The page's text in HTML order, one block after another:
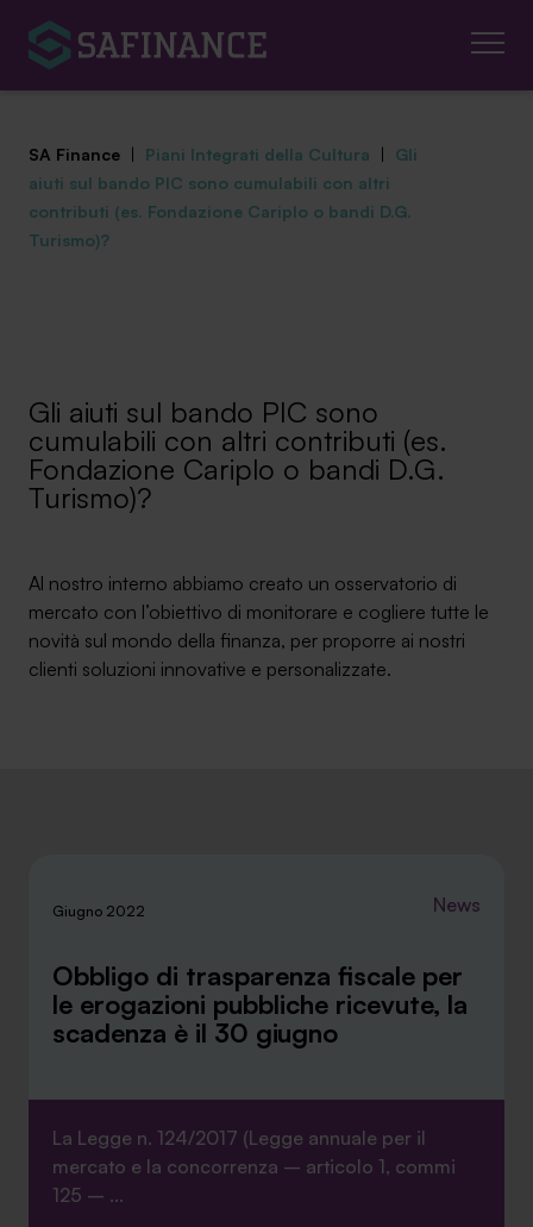
News ed eventi
Chi siamo
Contatti
Lavora con noi
info@safinance.it
SA Finance Mediazione Creditizia Srl, società di mediazione creditizia iscritta
SA Finance | Piani Integrati della Cultura | Gli
aiuti sul bando PIC sono cumulabili con altri
contributi (es. Fondazione Cariplo o bandi D.G.
Turismo)?
Gli aiuti sul bando PIC sono
cumulabili con altri contributi (es.
Fondazione Cariplo o bandi D.G.
Turismo)?
Al nostro interno abbiamo creato un osservatorio di
mercato con l’obiettivo di monitorare e cogliere tutte le
novità sul mondo della finanza, per proporre ai nostri
clienti soluzioni innovative e personalizzate.
Giugno 2022 News
Obbligo di trasparenza fiscale per
le erogazioni pubbliche ricevute, la
scadenza è il 30 giugno
La Legge n. 124/2017 (Legge annuale per il
mercato e la concorrenza – articolo 1, commi
125 – ...